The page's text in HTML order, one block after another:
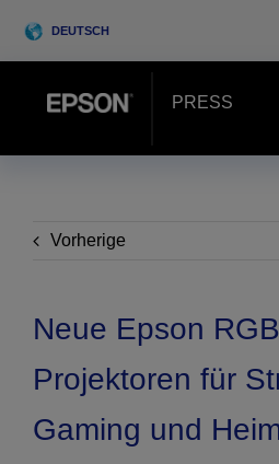
DEUTSCH
PRESS
Anwenderberichte
Messen & Events
Search
Vorherige
Neue Epson
Projektoren für
Gaming und